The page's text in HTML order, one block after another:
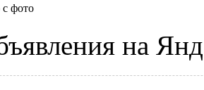
с фото
на